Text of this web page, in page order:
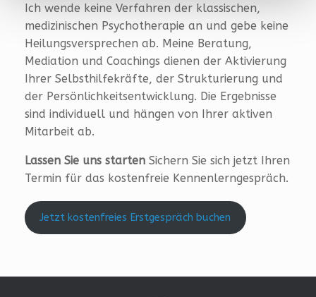
Ich wende keine Verfahren der klassischen,
medizinischen Psychotherapie an und gebe keine
Heilungsversprechen ab. Meine Beratung,
Mediation und Coachings dienen der Aktivierung
Ihrer Selbsthilfekräfte, der Strukturierung und
der Persönlichkeitsentwicklung. Die Ergebnisse
sind individuell und hängen von Ihrer aktiven
Mitarbeit ab.
Lassen Sie uns starten Sichern Sie sich jetzt Ihren
Termin für das kostenfreie Kennenlerngespräch.
Jetzt kostenfreies Erstgespräch buchen